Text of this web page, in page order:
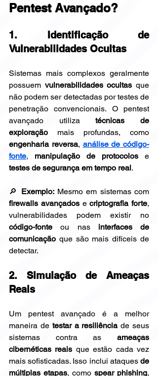
Pentest Avançado?
1. Identificação de
Vulnerabilidades Ocultas
Sistemas mais complexos geralmente
possuem vulnerabilidades ocultas que
não podem ser detectadas por testes de
penetração convencionais. O pentest
avançado utiliza técnicas de
exploração
engenharia reversa, análise de código-
fonte, manipulação de protocolos
testes de segurança em tempo real.
🔎 Exemplo:
firewalls avançados e criptografia forte,
código-fonte ou nas interfaces de
comunicação que são mais difíceis de
detectar.
2. Simulação de Ameaças
Reais
Um pentest avançado é a melhor
maneira de testar a resiliência de seus
sistemas contra as ameaças
cibernéticas reais que estão cada vez
mais sofisticadas. Isso inclui ataques de
múltiplas etapas, como spear phishing